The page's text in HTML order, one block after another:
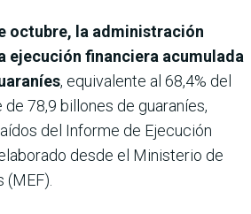
octubre, la administración
ejecución financiera acumulada
, equivalente al 68,4% del
78,9 billones de guaraníes,
del Informe de Ejecución
desde el Ministerio de
(MEF).